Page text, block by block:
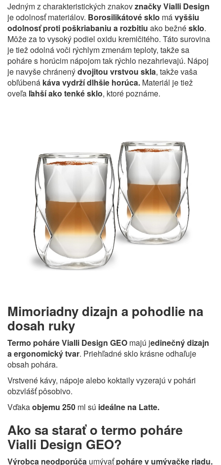
Jedným z charakteristických znakovznačky Vialli Design
je odolnosť materiálov. Borosilikátové sklo mávyššiu
odolnosť proti poškriabaniu a rozbitiu ako bežnésklo.
Môže za to vysoký podiel oxidu kremičitého. Táto surovina
je tiež odolná voči rýchlym zmenám teploty, takže sa
poháre s horúcim nápojom tak rýchlo nezahrievajú. Nápoj
je navyše chránenýdvojitou vrstvou skla, takže vaša
obľúbená káva vydrží dlhšie horúca. Materiál je tiež
oveľa ľahší ako tenké sklo, ktoré poznáme.
Mimoriadny dizajn a pohodlie na
dosah ruky
Termo poháre Vialli Design GEO majú jedinečný dizajn
a ergonomický tvar. Priehľadné sklo krásne odhaľuje
obsah pohára.
Vrstvené kávy, nápoje alebo koktaily vyzerajú v pohári
obzvlášť pôsobivo.
Vďakaobjemu 250 ml sú ideálne na Latte.
Ako sa starať o termo poháre
Vialli Design GEO?
Výrobca neodporúča umývaťpoháre v umývačke riadu.